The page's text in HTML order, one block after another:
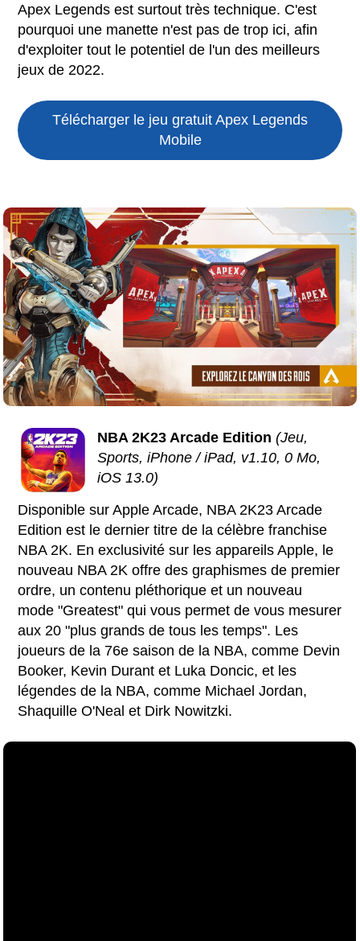
Apex Legends est surtout très technique. C'est
pourquoi une manette n'est pas de trop ici, afin
d'exploiter tout le potentiel de l'un des meilleurs
jeux de 2022.
Télécharger le jeu gratuit Apex Legends
Mobile
NBA 2K23 Arcade Edition (Jeu,
Sports, iPhone / iPad, v1.10, 0 Mo,
iOS 13.0)
Disponible sur Apple Arcade, NBA 2K23 Arcade
Edition est le dernier titre de la célèbre franchise
NBA 2K. En exclusivité sur les appareils Apple, le
nouveau NBA 2K offre des graphismes de premier
ordre, un contenu pléthorique et un nouveau
mode "Greatest" qui vous permet de vous mesurer
aux 20 "plus grands de tous les temps". Les
joueurs de la 76e saison de la NBA, comme Devin
Booker, Kevin Durant et Luka Doncic, et les
légendes de la NBA, comme Michael Jordan,
Shaquille O'Neal et Dirk Nowitzki.